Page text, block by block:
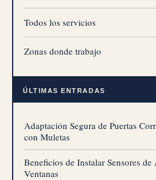
Todos los servicios
Zonas donde trabajo
ÚLTIMAS ENTRADAS
Adaptación Segura de Puertas
con Muletas
Beneficios de Instalar Sensores de
Ventanas